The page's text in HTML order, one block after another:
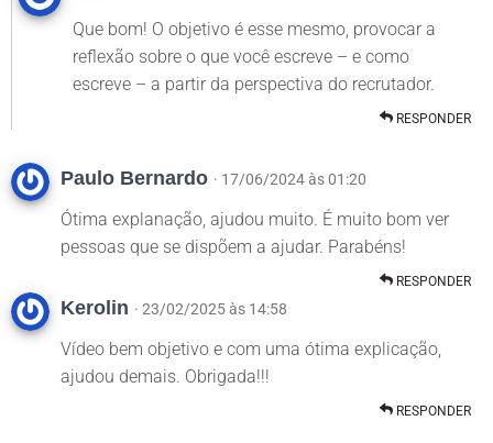
Que bom! O objetivo é esse mesmo, provocar a
reflexão sobre o que você escreve – e como
escreve – a partir da perspectiva do recrutador.
RESPONDER
Paulo Bernardo · 17/06/2024 às 01:20
Ótima explanação, ajudou muito. É muito bom ver
pessoas que se dispõem a ajudar. Parabéns!
RESPONDER
Kerolin · 23/02/2025 às 14:58
Vídeo bem objetivo e com uma ótima explicação,
ajudou demais. Obrigada!!!
RESPONDER